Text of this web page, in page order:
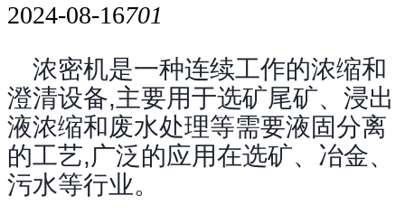
2024-08-16701
浓密机是一种连续工作的浓缩和
澄清设备,主要用于选矿尾矿、浸出
液浓缩和废水处理等需要液固分离
的工艺,广泛的应用在选矿、冶金、
污水等行业。